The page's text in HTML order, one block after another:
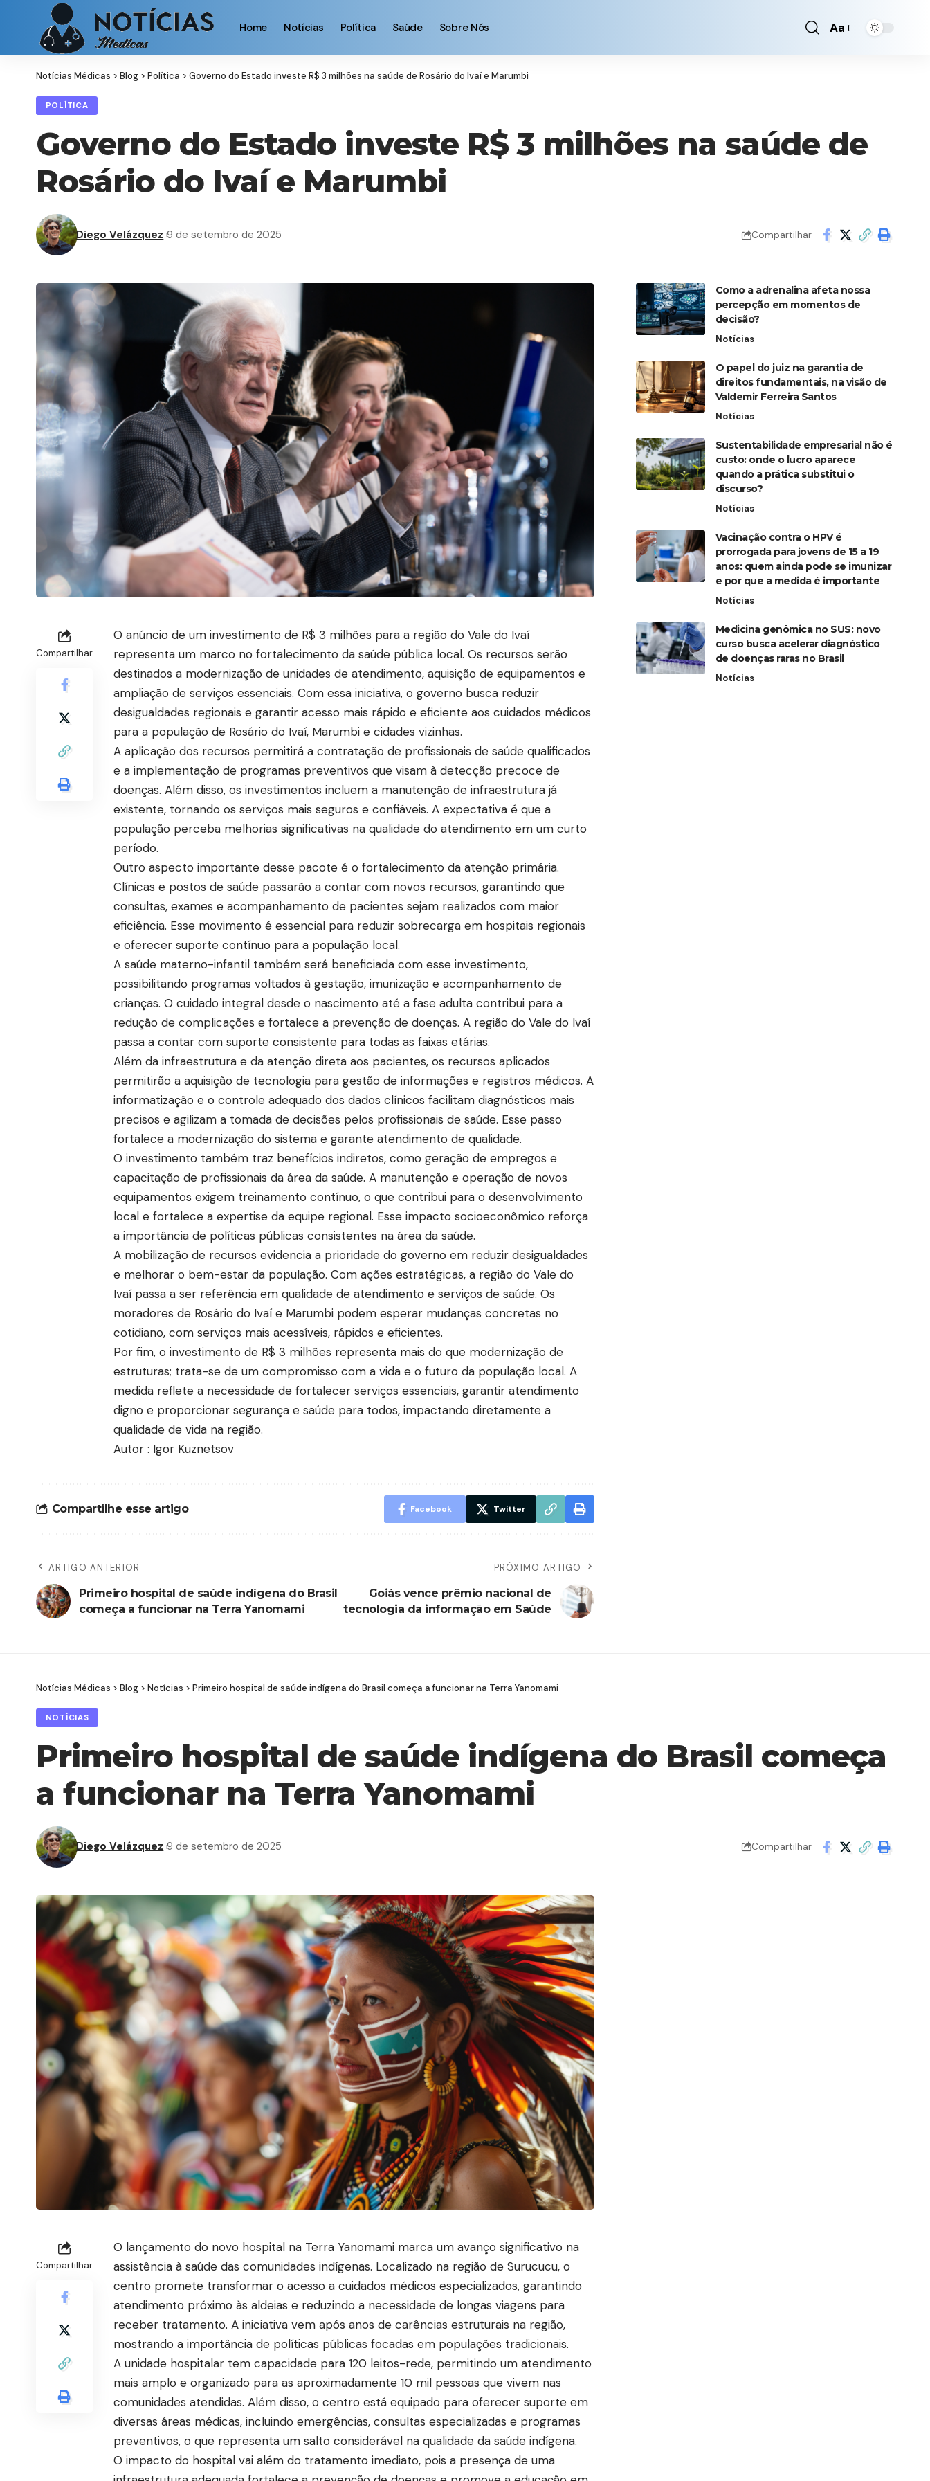
Home Notícias Política Saúde Sobre Nós
Font
Aa
Notícias Médicas > Blog > Política > Governo do Estado investe R$ 3 milhões na saúde de Rosário do Ivaí e Marumbi
POLÍTICA
Governo do Estado investe R$ 3 milhões na saúde de
Rosário do Ivaí e Marumbi
Diego Velázquez 9 de setembro de 2025 Compartilhar
Compartilhar
O anúncio de um investimento de R$ 3 milhões para a região do Vale do Ivaí
representa um marco no fortalecimento da saúde pública local. Os recursos serão
destinados a modernização de unidades de atendimento, aquisição de equipamentos e
ampliação de serviços essenciais. Com essa iniciativa, o governo busca reduzir
desigualdades regionais e garantir acesso mais rápido e eficiente aos cuidados médicos
para a população de Rosário do Ivaí, Marumbi e cidades vizinhas.
A aplicação dos recursos permitirá a contratação de profissionais de saúde qualificados
e a implementação de programas preventivos que visam à detecção precoce de
doenças. Além disso, os investimentos incluem a manutenção de infraestrutura já
existente, tornando os serviços mais seguros e confiáveis. A expectativa é que a
população perceba melhorias significativas na qualidade do atendimento em um curto
período.
Outro aspecto importante desse pacote é o fortalecimento da atenção primária.
Clínicas e postos de saúde passarão a contar com novos recursos, garantindo que
consultas, exames e acompanhamento de pacientes sejam realizados com maior
eficiência. Esse movimento é essencial para reduzir sobrecarga em hospitais regionais
e oferecer suporte contínuo para a população local.
A saúde materno-infantil também será beneficiada com esse investimento,
possibilitando programas voltados à gestação, imunização e acompanhamento de
crianças. O cuidado integral desde o nascimento até a fase adulta contribui para a
redução de complicações e fortalece a prevenção de doenças. A região do Vale do Ivaí
passa a contar com suporte consistente para todas as faixas etárias.
Além da infraestrutura e da atenção direta aos pacientes, os recursos aplicados
permitirão a aquisição de tecnologia para gestão de informações e registros médicos. A
informatização e o controle adequado dos dados clínicos facilitam diagnósticos mais
precisos e agilizam a tomada de decisões pelos profissionais de saúde. Esse passo
fortalece a modernização do sistema e garante atendimento de qualidade.
O investimento também traz benefícios indiretos, como geração de empregos e
capacitação de profissionais da área da saúde. A manutenção e operação de novos
equipamentos exigem treinamento contínuo, o que contribui para o desenvolvimento
local e fortalece a expertise da equipe regional. Esse impacto socioeconômico reforça
a importância de políticas públicas consistentes na área da saúde.
A mobilização de recursos evidencia a prioridade do governo em reduzir desigualdades
e melhorar o bem-estar da população. Com ações estratégicas, a região do Vale do
Ivaí passa a ser referência em qualidade de atendimento e serviços de saúde. Os
moradores de Rosário do Ivaí e Marumbi podem esperar mudanças concretas no
cotidiano, com serviços mais acessíveis, rápidos e eficientes.
Por fim, o investimento de R$ 3 milhões representa mais do que modernização de
estruturas; trata-se de um compromisso com a vida e o futuro da população local. A
medida reflete a necessidade de fortalecer serviços essenciais, garantir atendimento
digno e proporcionar segurança e saúde para todos, impactando diretamente a
qualidade de vida na região.
Autor : Igor Kuznetsov
Compartilhe esse artigo Facebook Twitter
ARTIGO ANTERIOR
Primeiro hospital de saúde indígena do Brasil
começa a funcionar na Terra Yanomami
PRÓXIMO ARTIGO
Goiás vence prêmio nacional de
tecnologia da informação em Saúde
Como a adrenalina afeta nossa
percepção em momentos de
decisão?
Notícias
O papel do juiz na garantia de
direitos fundamentais, na visão de
Valdemir Ferreira Santos
Notícias
Sustentabilidade empresarial não é
custo: onde o lucro aparece
quando a prática substitui o
discurso?
Notícias
Vacinação contra o HPV é
prorrogada para jovens de 15 a 19
anos: quem ainda pode se imunizar
e por que a medida é importante
Notícias
Medicina genômica no SUS: novo
curso busca acelerar diagnóstico
de doenças raras no Brasil
Notícias
Notícias Médicas > Blog > Notícias > Primeiro hospital de saúde indígena do Brasil começa a funcionar na Terra Yanomami
NOTÍCIAS
Primeiro hospital de saúde indígena do Brasil começa
a funcionar na Terra Yanomami
Diego Velázquez 9 de setembro de 2025 Compartilhar
Compartilhar
O lançamento do novo hospital na Terra Yanomami marca um avanço significativo na
assistência à saúde das comunidades indígenas. Localizado na região de Surucucu, o
centro promete transformar o acesso a cuidados médicos especializados, garantindo
atendimento próximo às aldeias e reduzindo a necessidade de longas viagens para
receber tratamento. A iniciativa vem após anos de carências estruturais na região,
mostrando a importância de políticas públicas focadas em populações tradicionais.
A unidade hospitalar tem capacidade para 120 leitos-rede, permitindo um atendimento
mais amplo e organizado para as aproximadamente 10 mil pessoas que vivem nas
comunidades atendidas. Além disso, o centro está equipado para oferecer suporte em
diversas áreas médicas, incluindo emergências, consultas especializadas e programas
preventivos, o que representa um salto considerável na qualidade da saúde indígena.
O impacto do hospital vai além do tratamento imediato, pois a presença de uma